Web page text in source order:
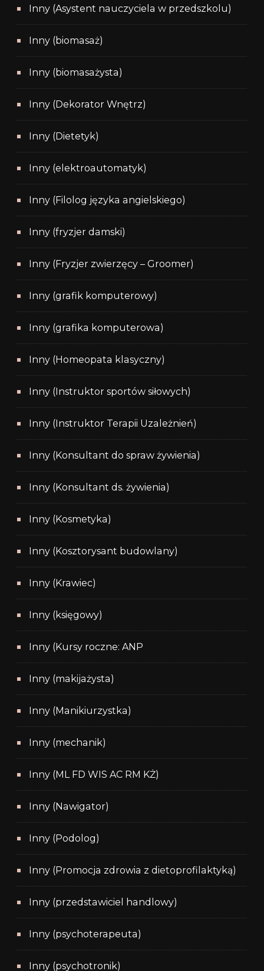
Inny (Asystent nauczyciela w przedszkolu)
Inny (biomasaż)
Inny (biomasażysta)
Inny (Dekorator Wnętrz)
Inny (Dietetyk)
Inny (elektroautomatyk)
Inny (Filolog języka angielskiego)
Inny (fryzjer damski)
Inny (Fryzjer zwierzęcy – Groomer)
Inny (grafik komputerowy)
Inny (grafika komputerowa)
Inny (Homeopata klasyczny)
Inny (Instruktor sportów siłowych)
Inny (Instruktor Terapii Uzależnień)
Inny (Konsultant do spraw żywienia)
Inny (Konsultant ds. żywienia)
Inny (Kosmetyka)
Inny (Kosztorysant budowlany)
Inny (Krawiec)
Inny (księgowy)
Inny (Kursy roczne: ANP
Inny (makijażysta)
Inny (Manikiurzystka)
Inny (mechanik)
Inny (ML FD WIS AC RM KŻ)
Inny (Nawigator)
Inny (Podolog)
Inny (Promocja zdrowia z dietoprofilaktyką)
Inny (przedstawiciel handlowy)
Inny (psychoterapeuta)
Inny (psychotronik)